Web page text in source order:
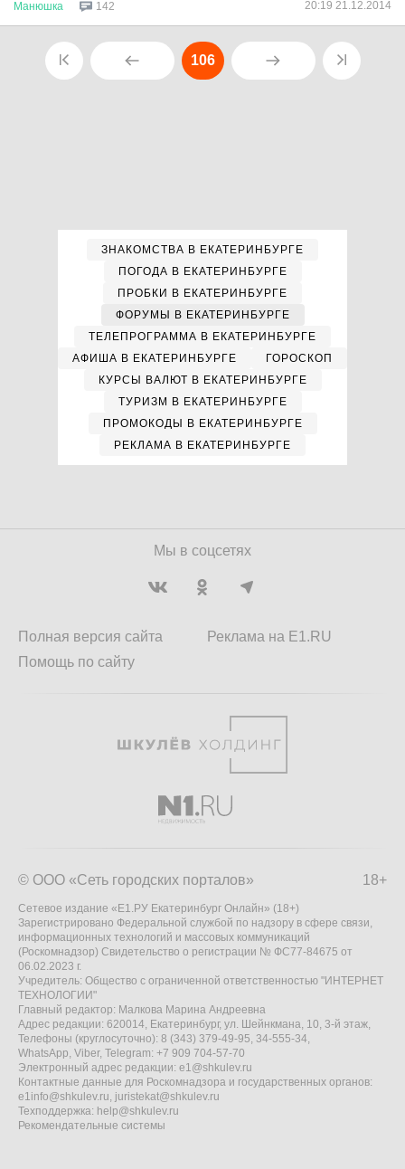
Манюшка 142 20:19 21.12.2014
106
ЗНАКОМСТВА В ЕКАТЕРИНБУРГЕ
ПОГОДА В ЕКАТЕРИНБУРГЕ
ПРОБКИ В ЕКАТЕРИНБУРГЕ
ФОРУМЫ В ЕКАТЕРИНБУРГЕ
ТЕЛЕПРОГРАММА В ЕКАТЕРИНБУРГЕ
АФИША В ЕКАТЕРИНБУРГЕ
ГОРОСКОП
КУРСЫ ВАЛЮТ В ЕКАТЕРИНБУРГЕ
ТУРИЗМ В ЕКАТЕРИНБУРГЕ
ПРОМОКОДЫ В ЕКАТЕРИНБУРГЕ
РЕКЛАМА В ЕКАТЕРИНБУРГЕ
Мы в соцсетях
Полная версия сайта
Помощь по сайту
Реклама на E1.RU
18+
© ООО «Сеть городских порталов»
Сетевое издание «Е1.РУ Екатеринбург Онлайн» (18+)
Зарегистрировано Федеральной службой по надзору в сфере связи,
информационных технологий и массовых коммуникаций
(Роскомнадзор) Свидетельство о регистрации № ФС77-84675 от
06.02.2023 г.
Учредитель: Общество с ограниченной ответственностью "ИНТЕРНЕТ
ТЕХНОЛОГИИ"
Главный редактор: Малкова Марина Андреевна
Адрес редакции: 620014, Екатеринбург, ул. Шейнкмана, 10, 3-й этаж,
Телефоны (круглосуточно): 8 (343) 379-49-95, 34-555-34,
WhatsApp, Viber, Telegram: +7 909 704-57-70
Электронный адрес редакции: e1@shkulev.ru
Контактные данные для Роскомнадзора и государственных органов:
e1info@shkulev.ru, juristekat@shkulev.ru
Техподдержка: help@shkulev.ru
Рекомендательные системы